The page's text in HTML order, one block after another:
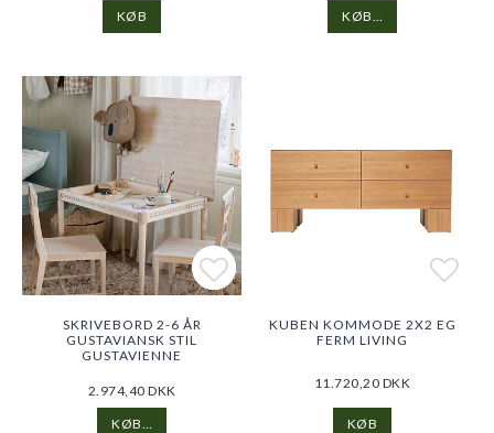
KØB KØB…
Add to list of favorites
Add to list of favorites
SKRIVEBORD 2-6 ÅR
GUSTAVIANSK STIL
GUSTAVIENNE
2.974,40 DKK
KØB…
Add
Add
KUBEN KOMMODE 2X2 EG
FERM LIVING
11.720,20 DKK
KØB